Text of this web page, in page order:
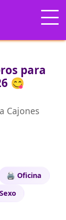
para
😋
Cajones
🖨️ Oficina